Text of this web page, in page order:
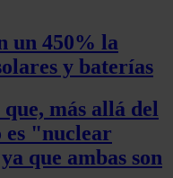
un 450% la
y baterías
más allá del
es "nuclear
que ambas son